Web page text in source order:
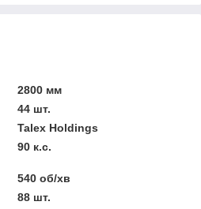
2800 мм
44 шт.
Talex Holdings
90 к.с.
540 об/хв
88 шт.